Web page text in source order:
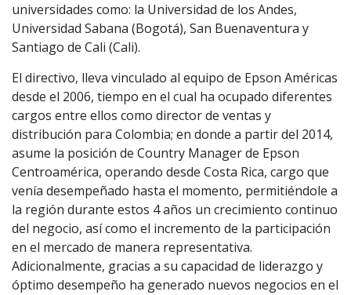
universidades como: la Universidad de los Andes,
Universidad Sabana (Bogotá), San Buenaventura y
Santiago de Cali (Cali).
El directivo, lleva vinculado al equipo de Epson Américas
desde el 2006, tiempo en el cual ha ocupado diferentes
cargos entre ellos como director de ventas y
distribución para Colombia; en donde a partir del 2014,
asume la posición de Country Manager de Epson
Centroamérica, operando desde Costa Rica, cargo que
venía desempeñado hasta el momento, permitiéndole a
la región durante estos 4 años un crecimiento continuo
del negocio, así como el incremento de la participación
en el mercado de manera representativa.
Adicionalmente, gracias a su capacidad de liderazgo y
óptimo desempeño ha generado nuevos negocios en el